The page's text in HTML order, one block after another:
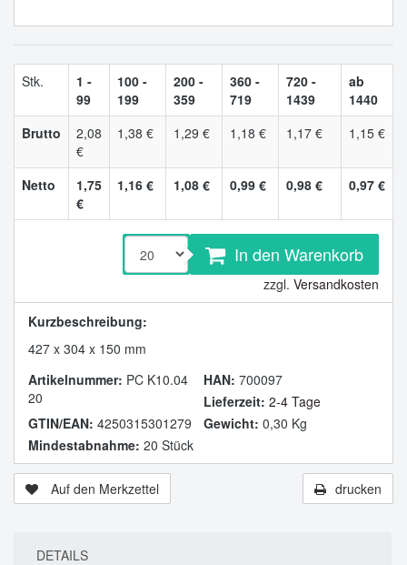
Stk.
1 -
99
100 -
199
200 -
359
360 -
719
720 -
1439
ab
1440
Brutto
2,08
€
1,38 € 1,29 € 1,18 € 1,17 € 1,15 €
Netto
1,75
€
1,16 € 1,08 € 0,99 € 0,98 € 0,97 €
In den Warenkorb
zzgl. Versandkosten
Kurzbeschreibung:
427 x 304 x 150 mm
Artikelnummer: PC K10.04
20
HAN: 700097
Lieferzeit: 2-4 Tage
GTIN/EAN: 4250315301279 Gewicht: 0,30 Kg
Mindestabnahme: 20 Stück
Auf den Merkzettel drucken
DETAILS